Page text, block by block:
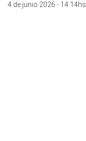
4 de junio 2026 - 14:14hs